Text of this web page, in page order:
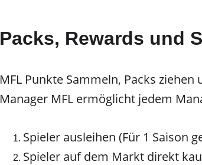
Packs, Rewards und
MFL Punkte Sammeln, Packs
Manager MFL ermöglicht jedem
Spieler ausleihen (Für 1 Saison
Spieler auf dem Markt direkt